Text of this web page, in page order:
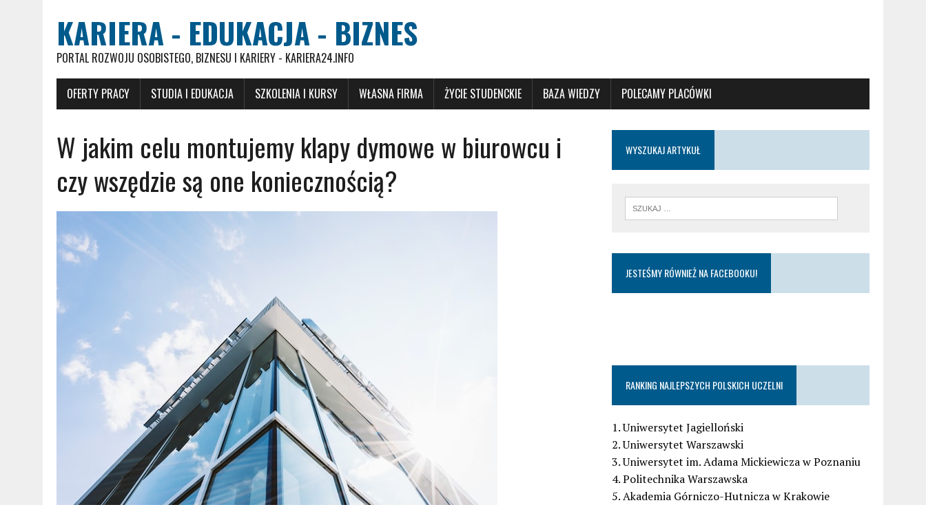
KARIERA - EDUKACJA - BIZNES
PORTAL ROZWOJU OSOBISTEGO, BIZNESU I KARIERY - KARIERA24.INFO
OFERTY PRACY STUDIA I EDUKACJA SZKOLENIA I KURSY WŁASNA FIRMA ŻYCIE STUDENCKIE BAZA WIEDZY POLECAMY PLACÓWKI
W jakim celu montujemy klapy dymowe w biurowcu i
czy wszędzie są one koniecznością?
WYSZUKAJ ARTYKUŁ
JESTEŚMY RÓWNIEŻ NA FACEBOOKU!
RANKING NAJLEPSZYCH POLSKICH UCZELNI
1. Uniwersytet Jagielloński
2. Uniwersytet Warszawski
3. Uniwersytet im. Adama Mickiewicza w Poznaniu
4. Politechnika Warszawska
5. Akademia Górniczo-Hutnicza w Krakowie